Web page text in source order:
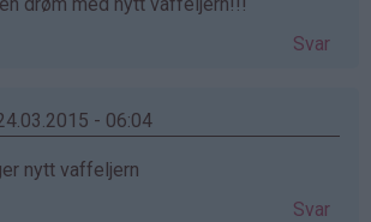
Svar
- 06:04
nytt vaffeljern
Svar